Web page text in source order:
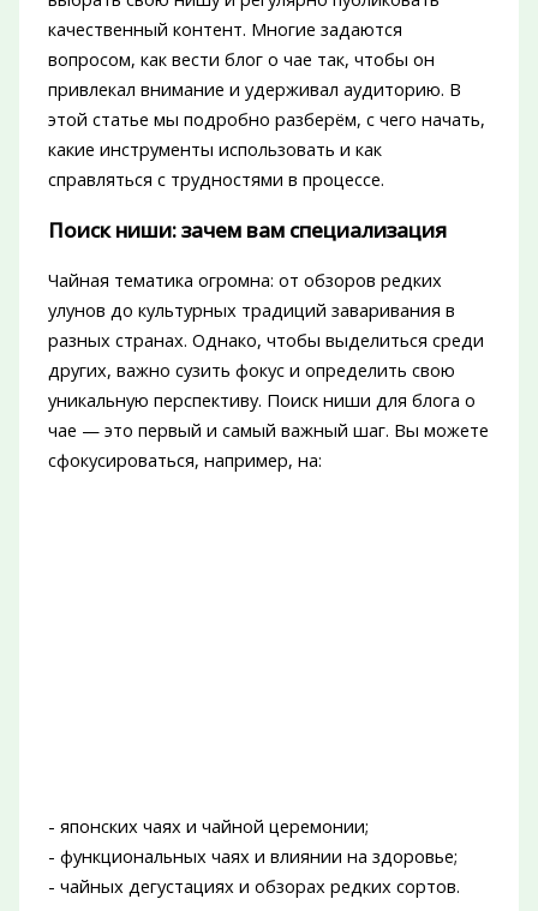
качественный контент. Многие задаются
вопросом, как вести блог о чае так, чтобы он
привлекал внимание и удерживал аудиторию. В
этой статье мы подробно разберём, с чего начать,
какие инструменты использовать и как
справляться с трудностями в процессе.
Поиск ниши: зачем вам специализация
Чайная тематика огромна: от обзоров редких
улунов до культурных традиций заваривания в
разных странах. Однако, чтобы выделиться среди
других, важно сузить фокус и определить свою
уникальную перспективу. Поиск ниши для блога о
чае — это первый и самый важный шаг. Вы можете
сфокусироваться, например, на:
- японских чаях и чайной церемонии;
- функциональных чаях и влиянии на здоровье;
- чайных дегустациях и обзорах редких сортов.